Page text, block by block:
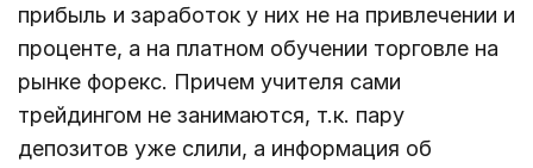
прибыль и заработок у них не на привлечении и
проценте, а на платном обучении торговле на
рынке форекс. Причем учителя сами
трейдингом не занимаются, т.к. пару
депозитов уже слили, а информация об